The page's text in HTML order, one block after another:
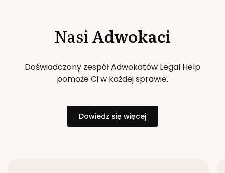
NasiAdwokaci
Doświadczony zespół Adwokatów Legal Help
pomoże Ci w każdej sprawie.
Dowiedz się więcej